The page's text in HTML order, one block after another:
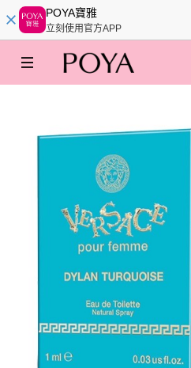
POYA寶雅
立刻使用官方APP